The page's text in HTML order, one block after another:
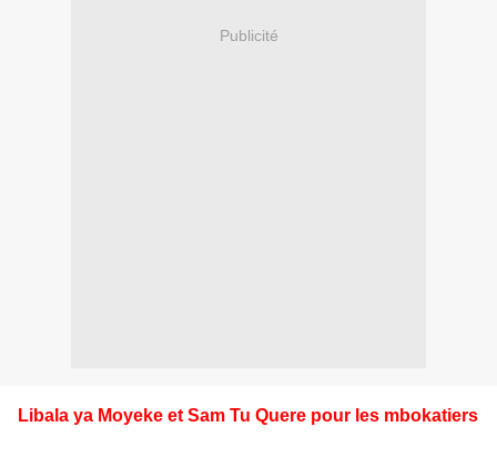
Publicité
Libala ya Moyeke et Sam Tu Quere pour les mbokatiers